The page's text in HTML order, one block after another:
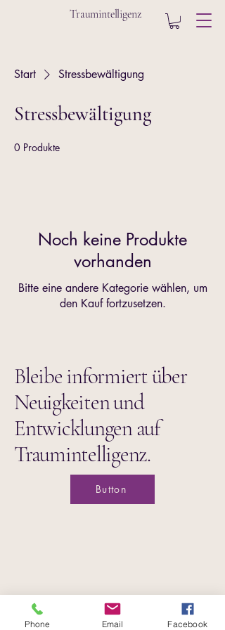
Traumintelligenz
Start Stressbewältigung
Stressbewältigung
0 Produkte
Noch keine Produkte
vorhanden
Bitte eine andere Kategorie wählen, um
den Kauf fortzusetzen.
Bleibe informiert über
Neuigkeiten und
Entwicklungen auf
Traumintelligenz.
Button
Datenschutzerklärung
Phone Email Facebook